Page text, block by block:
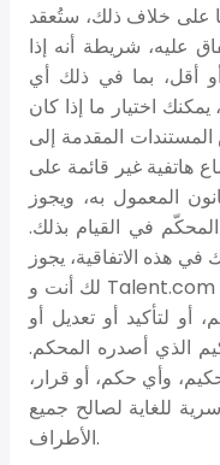
على خلاف ذلك، ستُعقد
عليه، شريطة أنه إذا
بمبلغ 10,000 دولار أو أقل، بما في ذلك أي
اختيار ما إذا كان
المقدمة إلى
هاتفية غير قائمة على
المعمول به، ويجوز
في القيام بذلك.
هذه الاتفاقية، يجوز
لك أنت و Talent.com التقاضي في المحكمة لإجبار التحكيم،
أو لتأكيد أو تعديل أو
الذي أصدره المحكم.
وأي حكم، أو قرار،
للغاية لصالح جميع
الأطراف.